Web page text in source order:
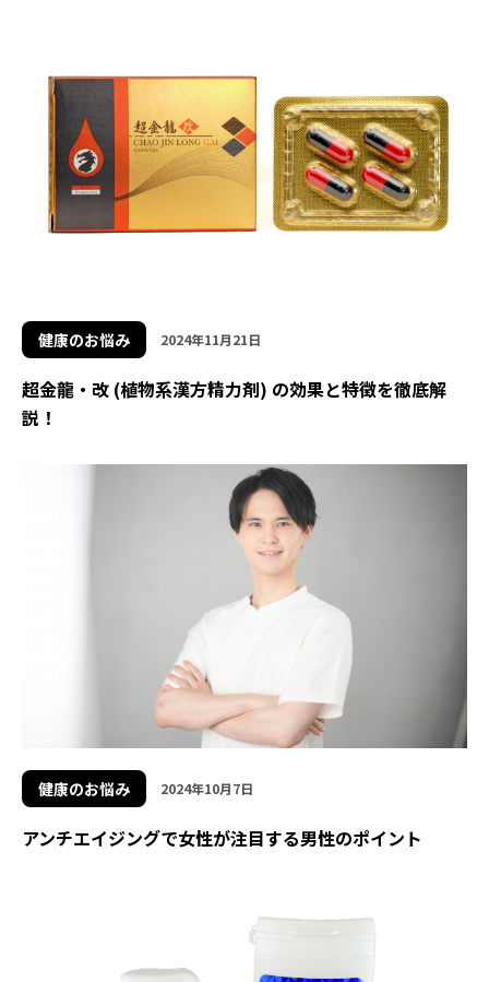
健康のお悩み 2024年11月21日
超金龍・改 (植物系漢方精力剤) の効果と特徴を徹底解
説！
健康のお悩み 2024年10月7日
アンチエイジングで女性が注目する男性のポイント